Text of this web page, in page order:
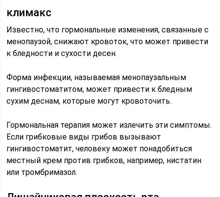
климакс
Известно, что гормональные изменения, связанные с
менопаузой, снижают кровоток, что может привести
к бледности и сухости десен.
Форма инфекции, называемая менопаузальным
гингивостоматитом, может привести к бледным
сухим деснам, которые могут кровоточить.
Гормональная терапия может излечить эти симптомы.
Если грибковые виды грибов вызывают
гингивостоматит, человеку может понадобиться
местный крем против грибков, например, нистатин
или тромбримазол.